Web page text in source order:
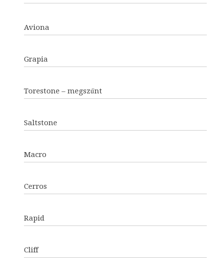
Aviona
Grapia
Torestone – megszűnt
Saltstone
Macro
Cerros
Rapid
Cliff